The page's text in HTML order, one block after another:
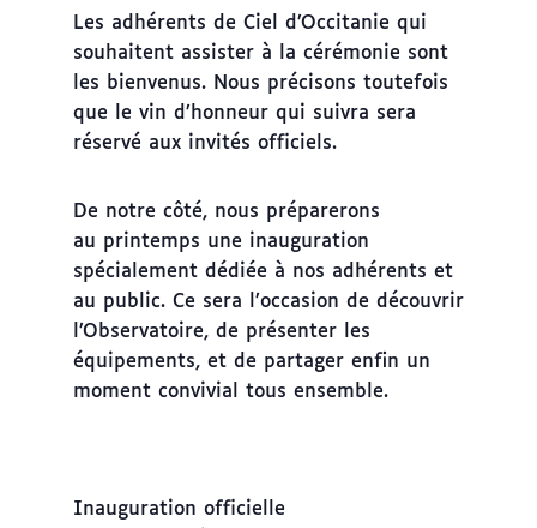
Les adhérents de Ciel d’Occitanie qui
souhaitent assister à la cérémonie sont
les bienvenus. Nous précisons toutefois
que le vin d’honneur qui suivra sera
réservé aux invités officiels.
De notre côté, nous préparerons
au printemps une inauguration
spécialement dédiée à nos adhérents et
au public. Ce sera l’occasion de découvrir
l’Observatoire, de présenter les
équipements, et de partager enfin un
moment convivial tous ensemble.
Inauguration officielle